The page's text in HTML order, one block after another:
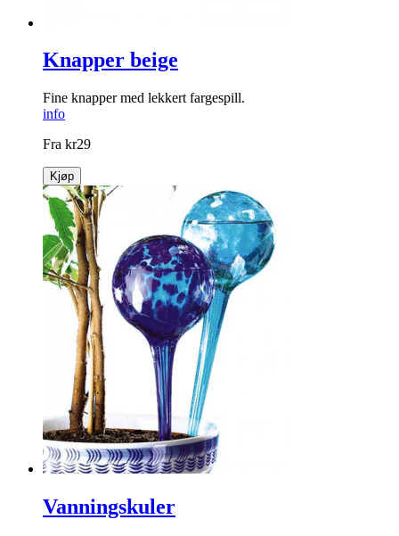
Knapper beige
Fine knapper med lekkert fargespill.
info
Fra kr29
Kjøp
Vanningskuler